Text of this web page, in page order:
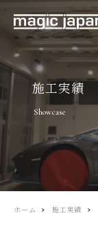
施工実績
Showcase
ホーム 施工実績